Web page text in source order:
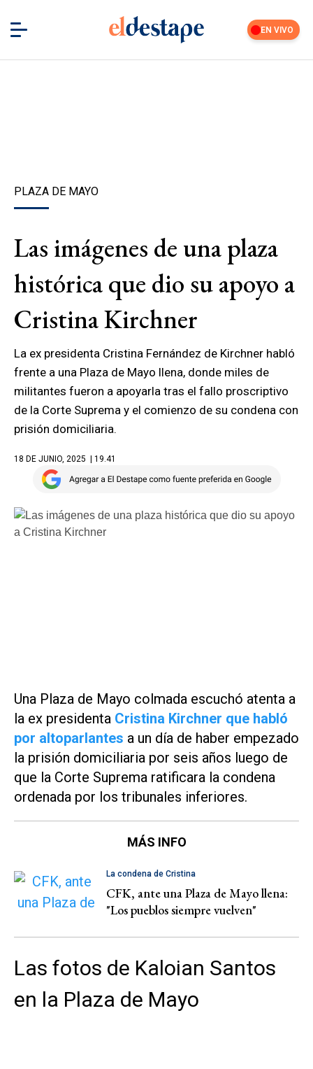
EN VIVO
PLAZA DE MAYO
Las imágenes de una plaza
histórica que dio su apoyo a
Cristina Kirchner
La ex presidenta Cristina Fernández de Kirchner habló
frente a una Plaza de Mayo llena, donde miles de
militantes fueron a apoyarla tras el fallo proscriptivo
de la Corte Suprema y el comienzo de su condena con
prisión domiciliaria.
18 DE JUNIO, 2025 | 19.41
Una Plaza de Mayo colmada escuchó atenta a
la ex presidenta Cristina Kirchner que habló
por altoparlantes a un día de haber empezado
la prisión domiciliaria por seis años luego de
que la Corte Suprema ratificara la condena
ordenada por los tribunales inferiores.
MÁS INFO
La condena de Cristina
CFK, ante una Plaza de Mayo llena:
"Los pueblos siempre vuelven"
Las fotos de Kaloian Santos
en la Plaza de Mayo